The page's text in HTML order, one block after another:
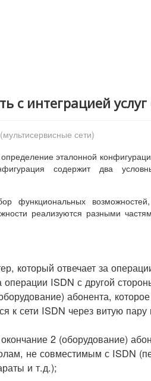
с интеграцией услуг
сети)
эталонной
содержит два
функциональных
реализуются разными
который отвечает за
ISDN с другой
абонента,
к сети ISDN через витую пару
2 (оборудование)
не совместимым с ISDN
и т.д.);